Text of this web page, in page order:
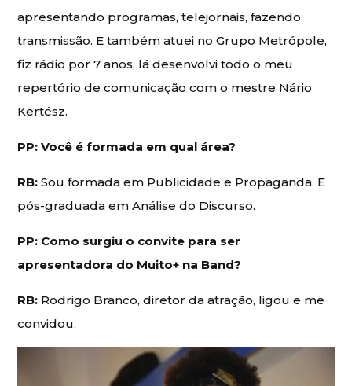
apresentando programas, telejornais, fazendo
transmissão. E também atuei no Grupo Metrópole,
fiz rádio por 7 anos, lá desenvolvi todo o meu
repertório de comunicação com o mestre Nário
Kertész.
PP: Você é formada em qual área?
RB: Sou formada em Publicidade e Propaganda. E
pós-graduada em Análise do Discurso.
PP: Como surgiu o convite para ser
apresentadora do Muito+ na Band?
RB: Rodrigo Branco, diretor da atração, ligou e me
convidou.